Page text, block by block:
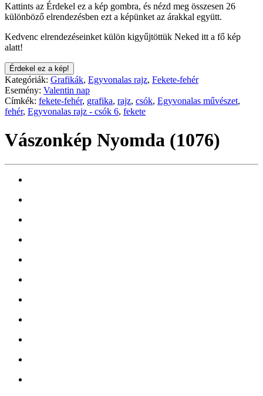
Kattints az Érdekel ez a kép gombra, és nézd meg összesen 26
különböző elrendezésben ezt a képünket az árakkal együtt.
Kedvenc elrendezéseinket külön kigyűjtöttük Neked itt a fő kép
alatt!
Érdekel ez a kép!
Kategóriák: Grafikák, Egyvonalas rajz, Fekete-fehér
Esemény: Valentin nap
Címkék: fekete-fehér, grafika, rajz, csók, Egyvonalas művészet,
fehér, Egyvonalas rajz - csók 6, fekete
Vászonkép Nyomda (1076)